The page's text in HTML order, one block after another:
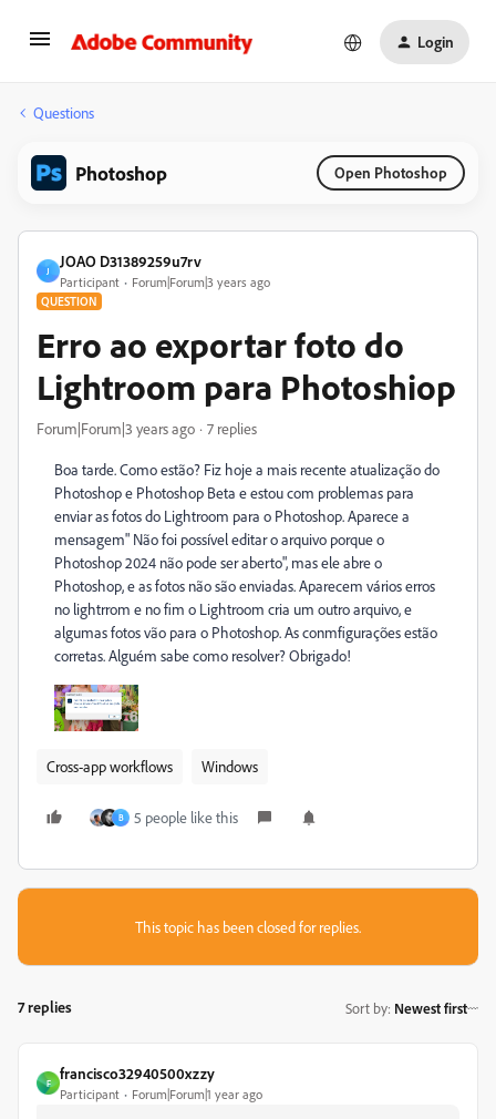
Login
Questions
Photoshop Open Photoshop
J
JOAO D31389259u7rv
Participant Forum|Forum|3 years ago
QUESTION
Erro ao exportar foto do
Lightroom para Photoshiop
Forum|Forum|3 years ago 7 replies
Boa tarde. Como estão? Fiz hoje a mais recente atualização do
Photoshop e Photoshop Beta e estou com problemas para
enviar as fotos do Lightroom para o Photoshop. Aparece a
mensagem" Não foi possível editar o arquivo porque o
Photoshop 2024 não pode ser aberto", mas ele abre o
Photoshop, e as fotos não são enviadas. Aparecem vários erros
no lightrrom e no fim o Lightroom cria um outro arquivo, e
algumas fotos vão para o Photoshop. As conmfigurações estão
corretas. Alguém sabe como resolver? Obrigado!
Cross-app workflows Windows
B 5 people like this
This topic has been closed for replies.
7 replies Sort by: Newest first
F
francisco32940500xzzy
Participant Forum|Forum|1 year ago